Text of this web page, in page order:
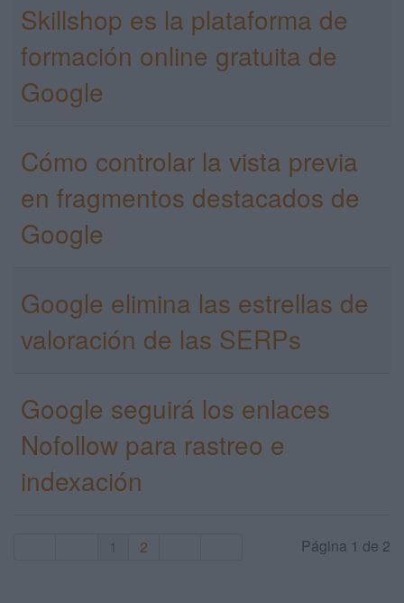
Skillshop es la plataforma de
formación online gratuita de
Google
Cómo controlar la vista previa
en fragmentos destacados de
Google
Google elimina las estrellas de
valoración de las SERPs
Google seguirá los enlaces
Nofollow para rastreo e
indexación
Página 1 de 2
2